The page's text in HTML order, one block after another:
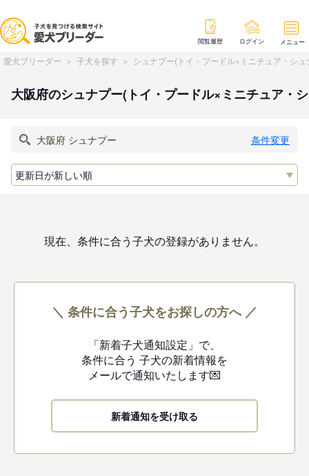
閲覧履歴 ログイン メニュー
愛犬ブリーダー 子犬を探す シュナプー(トイ・プードル×ミニチュア・シ
大阪府のシュナプー(トイ・プードル×ミニチュア・
条件変更
現在、条件に合う子犬の登録がありません。
＼ 条件に合う子犬をお探しの方へ ／
「新着子犬通知設定」で、
条件に合う 子犬の新着情報を
メールで通知いたします💌
新着通知を受け取る